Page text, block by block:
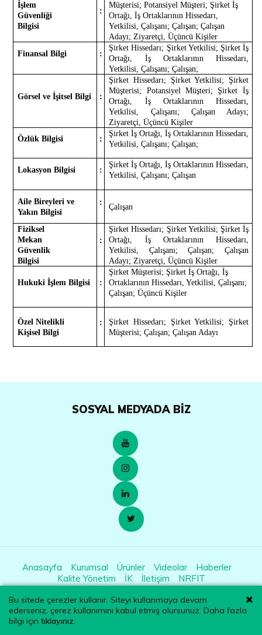
İşlem
Güvenliği
Bilgisi
:
Müşterisi; Potansiyel Müşteri; Şirket İş
Ortağı, İş Ortaklarının Hissedarı,
Yetkilisi, Çalışanı; Çalışan; Çalışan
Adayı; Ziyaretçi, Üçüncü Kişiler
Finansal Bilgi
:
Şirket Hissedarı; Şirket Yetkilisi; Şirket İş
Ortağı, İş Ortaklarının Hissedarı,
Yetkilisi, Çalışanı; Çalışan;
Görsel ve İşitsel Bilgi :
Şirket Hissedarı; Şirket Yetkilisi; Şirket
Müşterisi; Potansiyel Müşteri; Şirket İş
Ortağı, İş Ortaklarının Hissedarı,
Yetkilisi, Çalışanı; Çalışan Adayı;
Ziyaretçi, Üçüncü Kişiler
Özlük Bilgisi
:
Şirket İş Ortağı, İş Ortaklarının Hissedarı,
Yetkilisi, Çalışanı; Çalışan;
Lokasyon Bilgisi :
Şirket İş Ortağı, İş Ortaklarının Hissedarı,
Yetkilisi, Çalışanı; Çalışan
Aile Bireyleri ve
Yakın Bilgisi
:
Çalışan
Fiziksel
Mekan
Güvenlik
Bilgisi
:
Şirket Hissedarı; Şirket Yetkilisi; Şirket İş
Ortağı, İş Ortaklarının Hissedarı,
Yetkilisi, Çalışanı; Çalışan; Çalışan
Adayı; Ziyaretçi, Üçüncü Kişiler
Hukuki İşlem Bilgisi :
Şirket Müşterisi; Şirket İş Ortağı, İş
Ortaklarının Hissedarı, Yetkilisi, Çalışanı;
Çalışan; Üçüncü Kişiler
Özel Nitelikli
Kişisel Bilgi
:
Şirket Hissedarı; Şirket Yetkilisi; Şirket
Müşterisi; Çalışan; Çalışan Adayı
SOSYAL MEDYADA BIZ
Anasayfa Kurumsal Ürünler Videolar
Haberler
Kalite Yönetim
İK İletişim NRFIT
© Copyright2019Egemen International. Tüm Hakları Saklıdır.
Bu sitede çerezler kullanır. Siteyi kullanmaya devam
ederseniz, çerez kullanımını kabul etmiş olursunuz. Daha fazla
bilgi için tıklayınız.